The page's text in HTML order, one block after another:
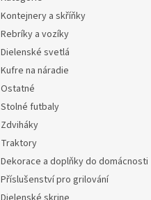
Kontejnery a skříňky
Rebríky a vozíky
Dielenské svetlá
Kufre na náradie
Ostatné
Stolné futbaly
Zdviháky
Traktory
Dekorace a doplňky do domácnosti
Příslušenství pro grilování